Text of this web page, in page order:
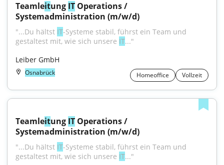
Teamleitung IT Operations /
Systemadministration (m/w/d)
"...Du hältst IT-Systeme stabil, führst ein Team und
gestaltest mit, wie sich unsere IT..."
Leiber GmbH
Osnabrück Homeoffice Vollzeit
Teamleitung IT Operations /
Systemadministration (m/w/d)
"...Du hältst IT-Systeme stabil, führst ein Team und
gestaltest mit, wie sich unsere IT..."